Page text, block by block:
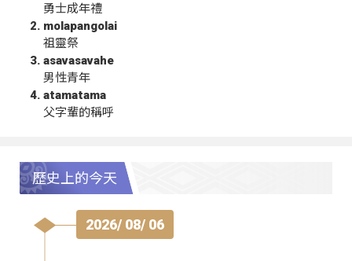
勇士成年禮
molapangolai
祖靈祭
asavasavahe
男性青年
atamatama
父字輩的稱呼
歷史上的今天
2026/ 08/ 06